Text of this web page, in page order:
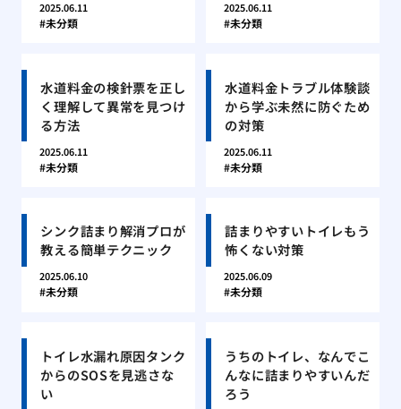
2025.06.11
未分類
2025.06.11
未分類
水道料金の検針票を正し
く理解して異常を見つけ
る方法
2025.06.11
未分類
水道料金トラブル体験談
から学ぶ未然に防ぐため
の対策
2025.06.11
未分類
シンク詰まり解消プロが
教える簡単テクニック
2025.06.10
未分類
詰まりやすいトイレもう
怖くない対策
2025.06.09
未分類
トイレ水漏れ原因タンク
からのSOSを見逃さな
い
うちのトイレ、なんでこ
んなに詰まりやすいんだ
ろう